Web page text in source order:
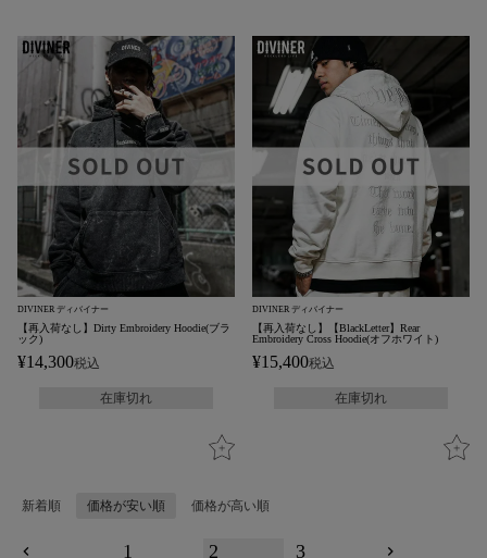
DIVINER ディバイナー
【再入荷なし】Dirty Embroidery Hoodie(ブラ
ック)
¥14,300税込
在庫切れ
DIVINER ディバイナー
【再入荷なし】【BlackLetter】Rear
Embroidery Cross Hoodie(オフホワイト)
¥15,400税込
在庫切れ
新着順 価格が安い順 価格が高い順
1 2 3